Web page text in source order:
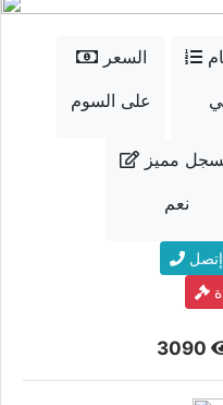
السعر
على السوم
مميز
نعم
إتصل